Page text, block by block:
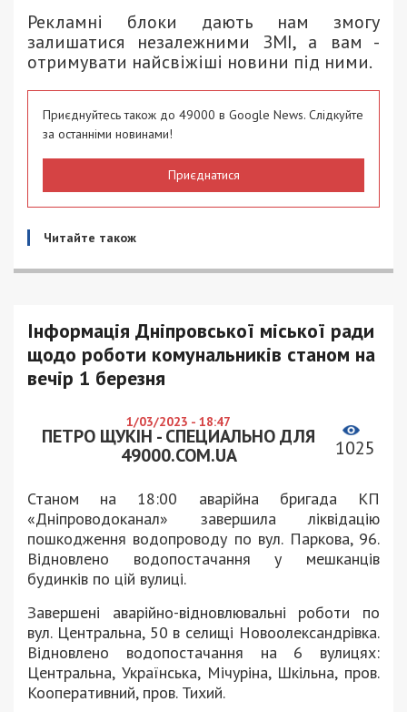
Рекламні блоки дають нам змогу
залишатися незалежними ЗМІ, а вам -
отримувати найсвіжіші новини під ними.
Приєднуйтесь також до 49000 в Google News. Слідкуйте
за останніми новинами!
Приєднатися
Читайте також
Інформація Дніпровської міської ради
щодо роботи комунальників станом на
вечір 1 березня
1/03/2023 - 18:47
ПЕТРО ЩУКІН - СПЕЦИАЛЬНО ДЛЯ
49000.COM.UA
1025
Станом на 18:00 аварійна бригада КП
«Дніпроводоканал» завершила ліквідацію
пошкодження водопроводу по вул. Паркова, 96.
Відновлено водопостачання у мешканців
будинків по цій вулиці.
Завершені аварійно-відновлювальні роботи по
вул. Центральна, 50 в селищі Новоолександрівка.
Відновлено водопостачання на 6 вулицях:
Центральна, Українська, Мічуріна, Шкільна, пров.
Кооперативний, пров. Тихий.